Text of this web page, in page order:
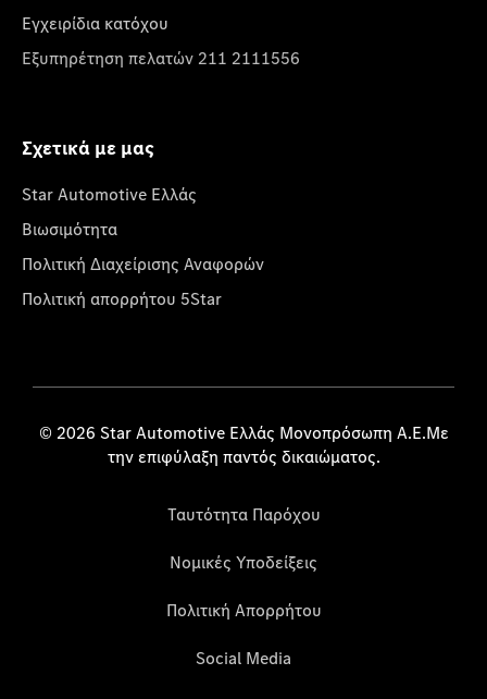
Εγχειρίδια κατόχου
Εξυπηρέτηση πελατών 211 2111556
Σχετικά με μας
Star Automotive Ελλάς
Βιωσιμότητα
Πολιτική Διαχείρισης Αναφορών
Πολιτική απορρήτου 5Star
© 2026 Star Automotive Ελλάς Μονοπρόσωπη Α.Ε.Με
την επιφύλαξη παντός δικαιώματος.
Ταυτότητα Παρόχου
Νομικές Υποδείξεις
Πολιτική Απορρήτου
Social Media